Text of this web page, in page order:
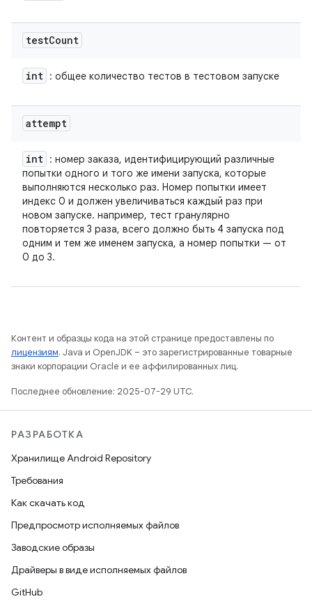
testCount
int : общее количество тестов в тестовом запуске
attempt
int : номер заказа, идентифицирующий различные
попытки одного и того же имени запуска, которые
выполняются несколько раз. Номер попытки имеет
индекс 0 и должен увеличиваться каждый раз при
новом запуске. например, тест гранулярно
повторяется 3 раза, всего должно быть 4 запуска под
одним и тем же именем запуска, а номер попытки — от
0 до 3.
Контент и образцы кода на этой странице предоставлены по
лицензиям. Java и OpenJDK – это зарегистрированные товарные
знаки корпорации Oracle и ее аффилированных лиц.
Последнее обновление: 2025-07-29 UTC.
РАЗРАБОТКА
Хранилище Android Repository
Требования
Как скачать код
Предпросмотр исполняемых файлов
Заводские образы
Драйверы в виде исполняемых файлов
GitHub